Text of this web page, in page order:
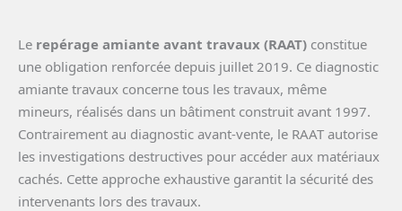
Le repérage amiante avant travaux (RAAT) constitue
une obligation renforcée depuis juillet 2019. Ce diagnostic
amiante travaux concerne tous les travaux, même
mineurs, réalisés dans un bâtiment construit avant 1997.
Contrairement au diagnostic avant-vente, le RAAT autorise
les investigations destructives pour accéder aux matériaux
cachés. Cette approche exhaustive garantit la sécurité des
intervenants lors des travaux.